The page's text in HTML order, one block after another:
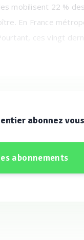
mobilisent 22 %
En France
ces vingt
réutilise désormais
des eaux
abonnez
abonnements